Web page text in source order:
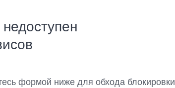
формой ниже для обхода блокировки